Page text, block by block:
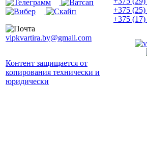
vipkvartira.by@gmail.com
Контент защищается от
копирования технически и
юридически
+375 (25)
+375 (17)